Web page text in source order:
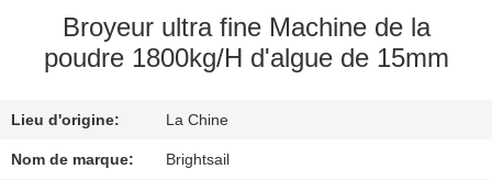
NOUS
DE
L'USINE
Broyeur ultra fine Machine de la
poudre 1800kg/H d'algue de 15mm
Lieu d'origine: La Chine
Nom de marque: Brightsail